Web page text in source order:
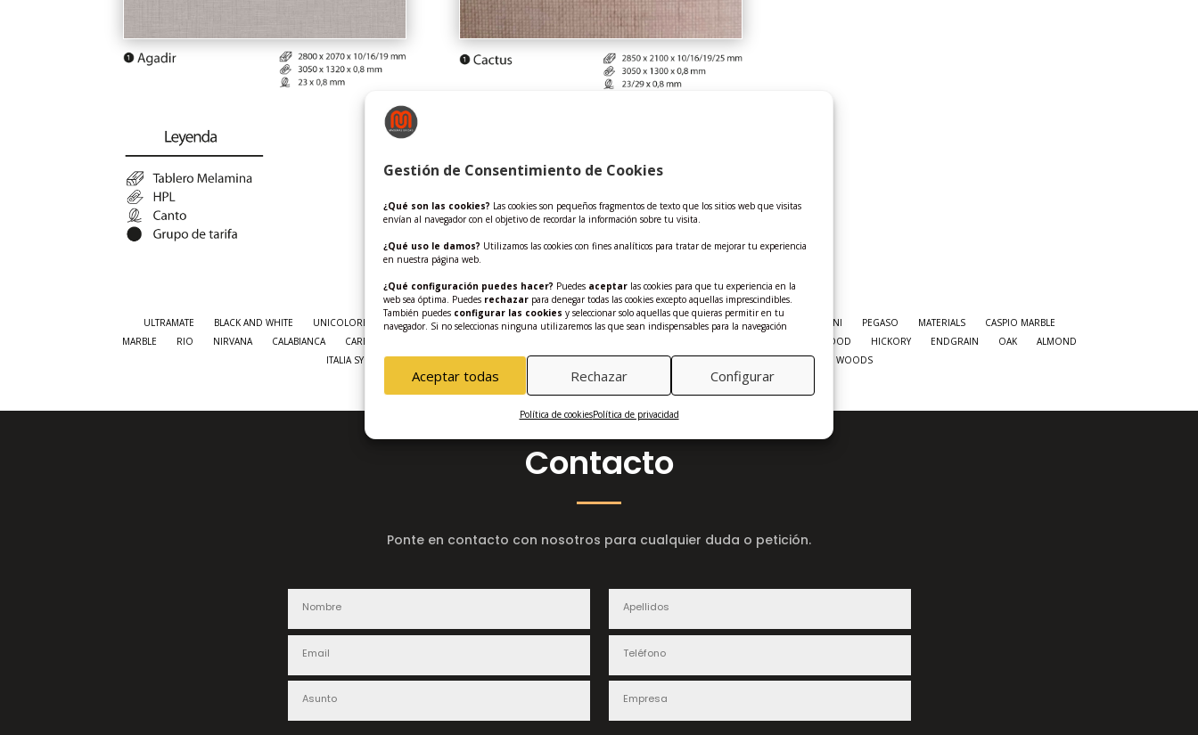
Gestión de Consentimiento de Cookies
¿Qué son las cookies? Las cookies son pequeños fragmentos de texto que los sitios web que visitas
envían al navegador con el objetivo de recordar la información sobre tu visita.
¿Qué uso le damos? Utilizamos las cookies con fines analíticos para tratar de mejorar tu experiencia
en nuestra página web.
¿Qué configuración puedes hacer? Puedes aceptar las cookies para que tu experiencia en la
web sea óptima. Puedes rechazar para denegar todas las cookies excepto aquellas imprescindibles.
También puedes configurar las cookies y seleccionar solo aquellas que quieras permitir en tu
navegador. Si no seleccionas ninguna utilizaremos las que sean indispensables para la navegación
Aceptar todas Rechazar Configurar
Política de cookiesPolítica de privacidad
+ categorías ↓
ULTRAMATE BLACK AND WHITE UNICOLORES 10-19-25 UNICOLORES ROOT BRUSHED METAL CLASSIC TEXTIL NEW TEXTIL OSTUNI PEGASO MATERIALS
CASPIO MARBLE
MARBLE
RIO NIRVANA CALABIANCA CARBON WOOD EXCLUSIVE WOOD HICKORY ENDGRAIN OAK
ALMOND
ITALIA SYNCHRO
MINNESOTA SYNCHRO BRAMANTE TRENDS BURMA TEAK TIGER OAK OTHER WOODS
Contacto
Ponte en contacto con nosotros para cualquier duda o petición.